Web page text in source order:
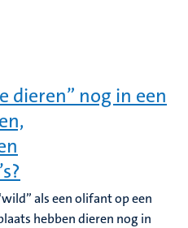
dieren” nog in een
als een olifant op een
hebben dieren nog in